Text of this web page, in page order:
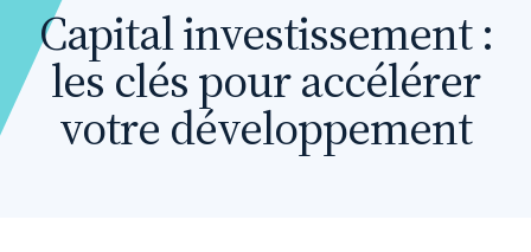
Capital investissement :
les clés pour accélérer
votre développement